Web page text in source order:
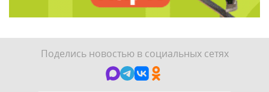
Поделись новостью в социальных сетях